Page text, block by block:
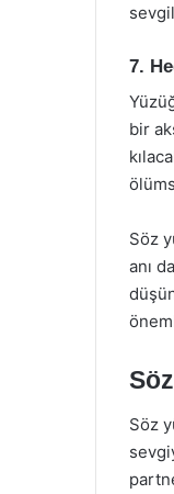
7.
bir
Söz
anı
Söz